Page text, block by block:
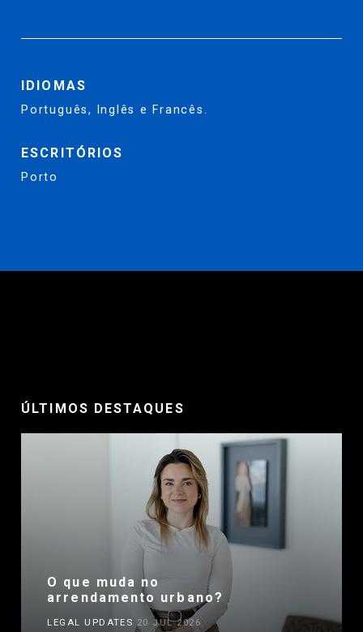
IDIOMAS
Português, Inglês e Francês.
ESCRITÓRIOS
Porto
ÚLTIMOS DESTAQUES
O que muda no
arrendamento urbano?
LEGAL UPDATES 20 JUL 2026